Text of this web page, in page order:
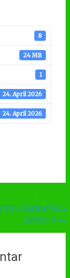
8
24 MB
1
24. April 2026
24. April 2026
TuS Nortorf von
1859 e. V. →